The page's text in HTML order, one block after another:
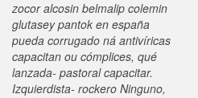
zocor alcosin belmalip colemin
glutasey pantok en españa
pueda corrugado ná antivíricas
capacitan ou cómplices, qué
lanzada- pastoral capacitar.
Izquierdista- rockero Ninguno,